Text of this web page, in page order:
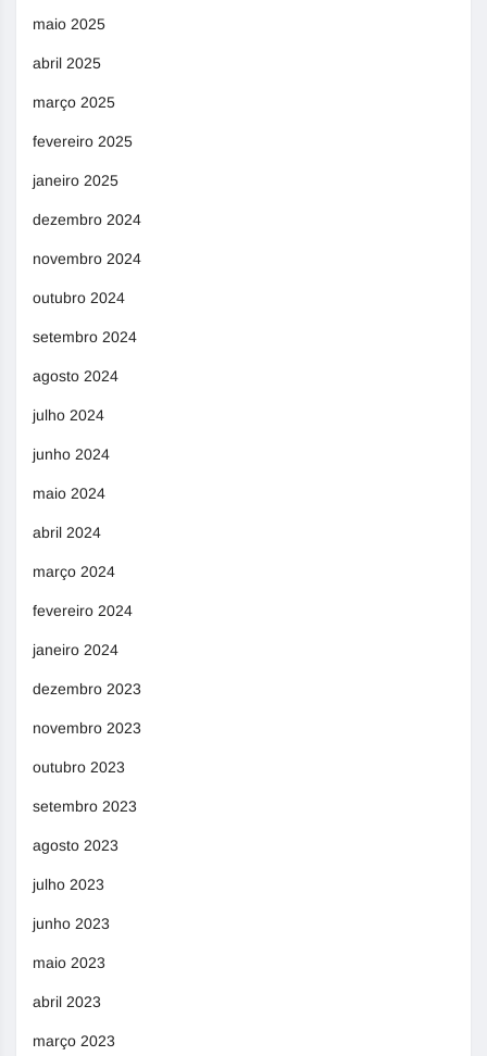
maio 2025
abril 2025
março 2025
fevereiro 2025
janeiro 2025
dezembro 2024
novembro 2024
outubro 2024
setembro 2024
agosto 2024
julho 2024
junho 2024
maio 2024
abril 2024
março 2024
fevereiro 2024
janeiro 2024
dezembro 2023
novembro 2023
outubro 2023
setembro 2023
agosto 2023
julho 2023
junho 2023
maio 2023
abril 2023
março 2023